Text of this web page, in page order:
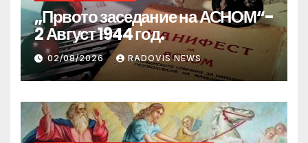
„Првото заседание на АСНОМ“-
2 Август 1944 год.
02/08/2026 RADOVIS NEWS